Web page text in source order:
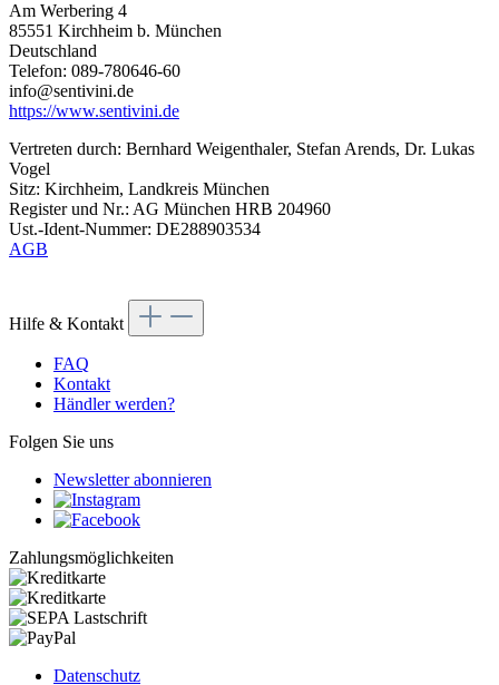
Am Werbering 4
85551 Kirchheim b. München
Deutschland
Telefon: 089-780646-60
info@sentivini.de
https://www.sentivini.de
Vertreten durch: Bernhard Weigenthaler, Stefan Arends, Dr. Lukas
Vogel
Sitz: Kirchheim, Landkreis München
Register und Nr.: AG München HRB 204960
Ust.-Ident-Nummer: DE288903534
AGB
Hilfe & Kontakt
FAQ
Kontakt
Händler werden?
Folgen Sie uns
Newsletter abonnieren
Zahlungsmöglichkeiten
Datenschutz